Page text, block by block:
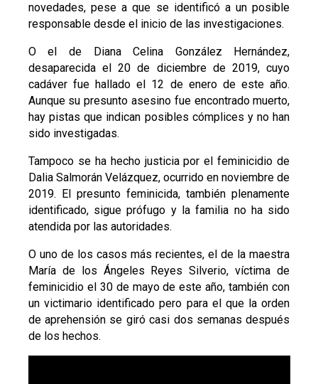
novedades, pese a que se identificó a un posible
responsable desde el inicio de las investigaciones.
O el de Diana Celina González Hernández,
desaparecida el 20 de diciembre de 2019, cuyo
cadáver fue hallado el 12 de enero de este año.
Aunque su presunto asesino fue encontrado muerto,
hay pistas que indican posibles cómplices y no han
sido investigadas.
Tampoco se ha hecho justicia por el feminicidio de
Dalia Salmorán Velázquez, ocurrido en noviembre de
2019. El presunto feminicida, también plenamente
identificado, sigue prófugo y la familia no ha sido
atendida por las autoridades.
O uno de los casos más recientes, el de la maestra
María de los Ángeles Reyes Silverio, víctima de
feminicidio el 30 de mayo de este año, también con
un victimario identificado pero para el que la orden
de aprehensión se giró casi dos semanas después
de los hechos.